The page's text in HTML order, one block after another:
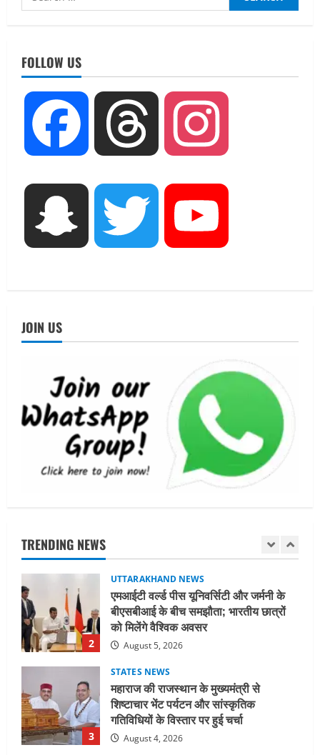
for:
FOLLOW US
Facebook Threads
Snapchat Twitter
JOIN US
TRENDING NEWS
UTTARAKHAND NEWS
एमआईटी वर्ल्ड पीस यूनिवर्सिटी और जर्मनी के
बीएसबीआई के बीच समझौता; भारतीय छात्रों
August 5, 2026
STATES NEWS
महाराज की राजस्थान के मुख्यमंत्री से
शिष्टाचार भेंट पर्यटन और सांस्कृतिक
जीडीपी का 4.3% के बराबर
5
UTTARAKHAND NEWS
अल्पसंख्यक समाज के उत्थान के लिए सरकार
पूरी तरह प्रतिबद्ध, योजनाओं का लाभ बिना
किसी भेदभाव के अंतिम व्यक्ति तक पहुंचेगा:
मुख्यमंत्री धामी
August 2, 2026
1
UTTARAKHAND NEWS
2
UTTARAKHAND NEWS
एमआईटी वर्ल्ड पीस यूनिवर्सिटी और जर्मनी के
बीएसबीआई के बीच समझौता; भारतीय छात्रों
को मिलेंगे वैश्विक अवसर
August 5, 2026
3
STATES NEWS
महाराज की राजस्थान के मुख्यमंत्री से
शिष्टाचार भेंट पर्यटन और सांस्कृतिक
गतिविधियों के विस्तार पर हुई चर्चा
August 4, 2026